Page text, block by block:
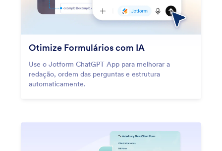
Otimize Formulários com IA
Use o Jotform ChatGPT App para melhorar a
redação, ordem das perguntas e estrutura
automaticamente.